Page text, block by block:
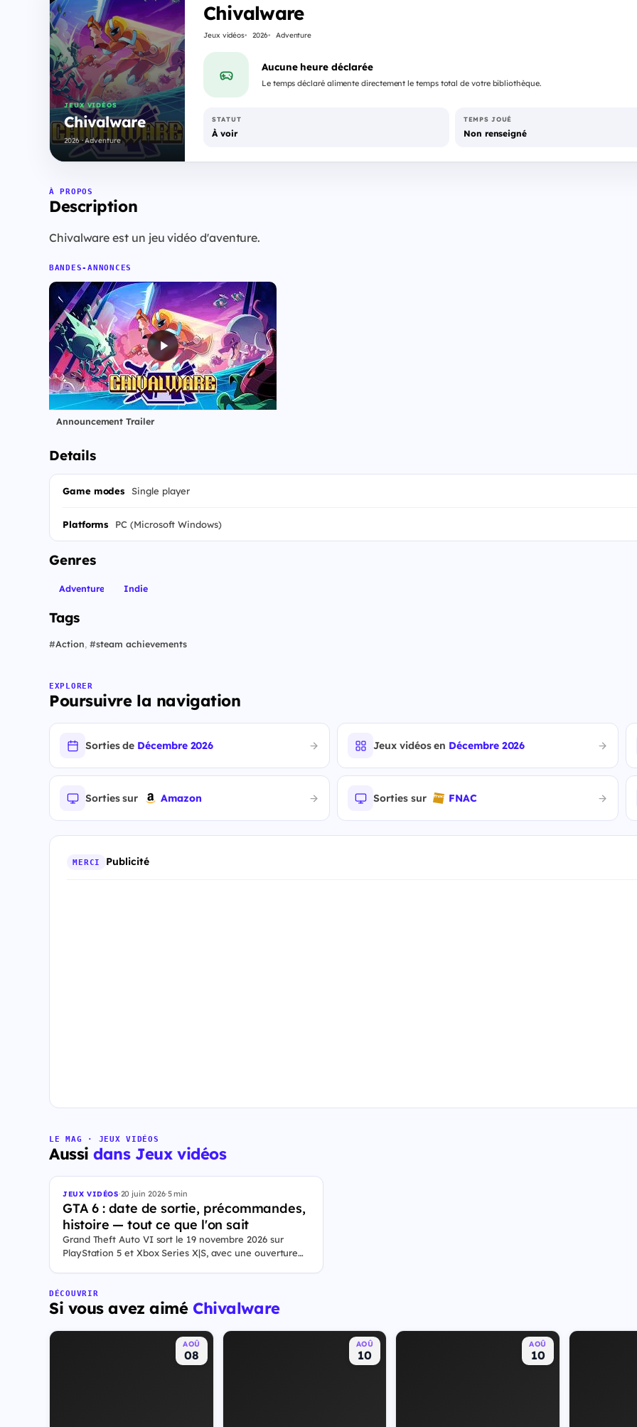
JEUX VIDÉOS
Chivalware
2026 · Adventure
Chivalware
Jeux vidéos 2026 Adventure
Aucune heure déclarée
Le temps déclaré alimente directement le temps total de votre bibliothèque.
STATUT
À voir
TEMPS JOUÉ
Non renseigné
À PROPOS
Description
Chivalware est un jeu vidéo d'aventure.
BANDES-ANNONCES
Announcement Trailer
Details
Game modes Single player
Platforms PC (Microsoft Windows)
Genres
Adventure Indie
Tags
#Action, #steam achievements
EXPLORER
Poursuivre la navigation
Sorties de Décembre 2026 Jeux vidéos en Décembre 2026
Sorties sur Amazon Sorties sur FNAC
MERCI Publicité
LE MAG · JEUX VIDÉOS
Aussidans Jeux vidéos
JEUX VIDÉOS·20 juin 2026·5 min
GTA 6 : date de sortie, précommandes,
histoire — tout ce que l'on sait
Grand Theft Auto VI sort le 19 novembre 2026 sur
PlayStation 5 et Xbox Series X|S, avec une ouverture
City. Il met en scène pour la première fois un duo de
protagonistes jouables, Jason et Lucia, cette dernière
DÉCOUVRIR
Si vous avez aimé Chivalware
AOÛ
08
AOÛ
10
AOÛ
10